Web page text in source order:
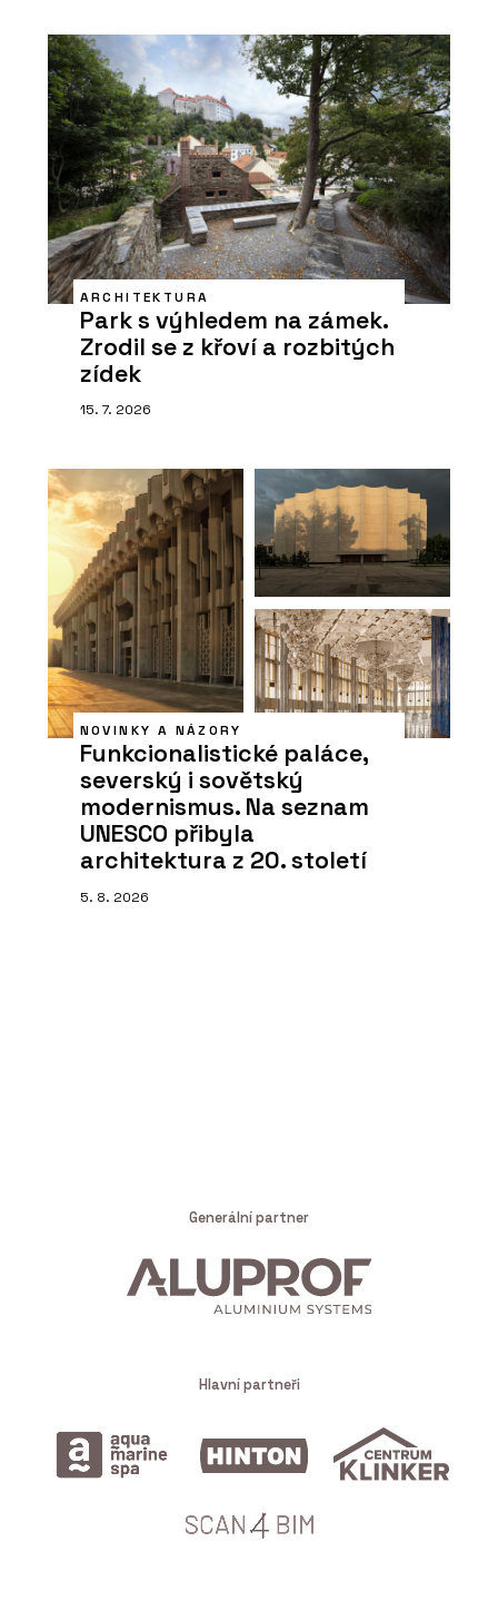
ARCHITEKTURA
Park s výhledem na zámek.
Zrodil se z křoví a rozbitých
zídek
15. 7. 2026
NOVINKY A NÁZORY
Funkcionalistické paláce,
severský i sovětský
modernismus. Na seznam
UNESCO přibyla
architektura z 20. století
5. 8. 2026
Generální partner
Hlavní partneři